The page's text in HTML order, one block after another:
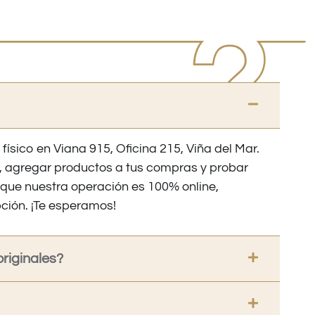
en Viana 915, Oficina 215, Viña del Mar.
agregar productos a tus compras y probar
nuestra operación es 100% online,
¡Te esperamos!